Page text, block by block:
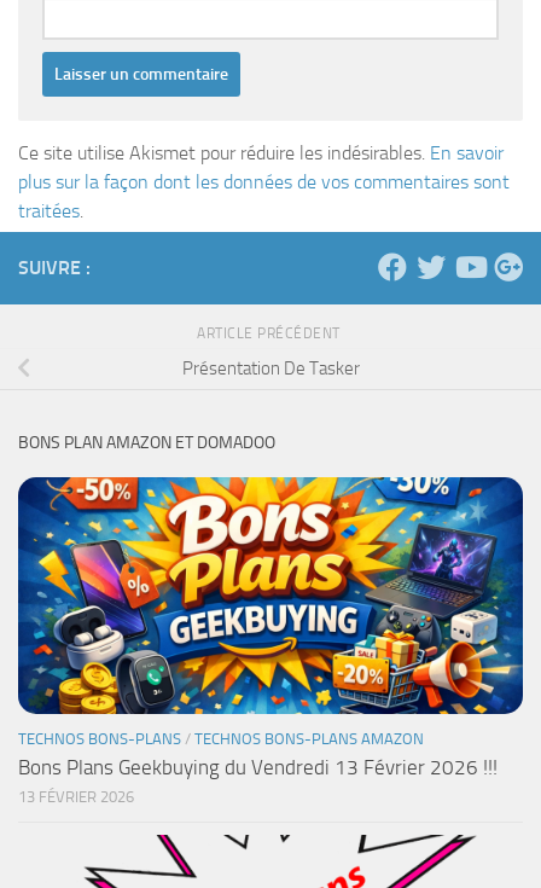
Ce site utilise Akismet pour réduire les indésirables. En savoir
plus sur la façon dont les données de vos commentaires sont
traitées
SUIVRE :
ARTICLE PRÉCÉDENT
Présentation De Tasker
BONS PLAN AMAZON ET DOMADOO
TECHNOS BONS-PLANS / TECHNOS BONS-PLANS AMAZON
Bons Plans Geekbuying du Vendredi 13 Février 2026 !!!
13 FÉVRIER 2026